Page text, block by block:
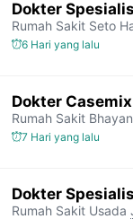
Dokter
Rumah Sakit Seto
6 Hari yang lalu
Dokter
Rumah Sakit
7 Hari yang lalu
Dokter
Rumah Sakit Usada